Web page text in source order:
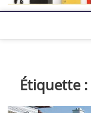
Étiquette :